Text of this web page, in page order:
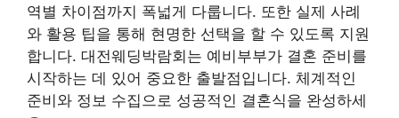
역별 차이점까지 폭넓게 다룹니다. 또한 실제 사례
와 활용 팁을 통해 현명한 선택을 할 수 있도록 지원
합니다. 대전웨딩박람회는 예비부부가 결혼 준비를
시작하는 데 있어 중요한 출발점입니다. 체계적인
준비와 정보 수집으로 성공적인 결혼식을 완성하세